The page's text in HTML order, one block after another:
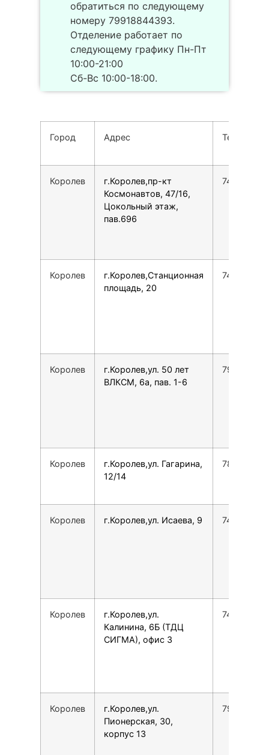
обратиться по следующему
номеру 79918844393.
Отделение работает по
следующему графику Пн-Пт
10:00-21:00
Сб-Вс 10:00-18:00.
Город Адрес Телефон
Королев
г.Королев,пр-кт
Космонавтов, 47/16,
Цокольный этаж,
пав.696
Королев
г.Королев,Станционная
площадь, 20
Королев
г.Королев,ул. 50 лет
ВЛКСМ, 6а, пав. 1-6
Королев
г.Королев,ул. Гагарина,
12/14
Королев г.Королев,ул. Исаева, 9
Королев
г.Королев,ул.
Калинина, 6Б (ТДЦ
СИГМА), офис 3
Королев
г.Королев,ул.
Пионерская, 30,
корпус 13